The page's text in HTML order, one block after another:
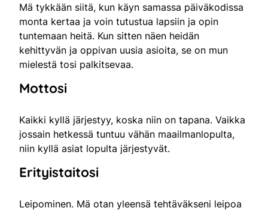
Mä tykkään siitä, kun käyn samassa päiväkodissa
monta kertaa ja voin tutustua lapsiin ja opin
tuntemaan heitä. Kun sitten näen heidän
kehittyvän ja oppivan uusia asioita, se on mun
mielestä tosi palkitsevaa.
Mottosi
Kaikki kyllä järjestyy, koska niin on tapana. Vaikka
jossain hetkessä tuntuu vähän maailmanlopulta,
niin kyllä asiat lopulta järjestyvät.
Erityistaitosi
Leipominen. Mä otan yleensä tehtäväkseni leipoa